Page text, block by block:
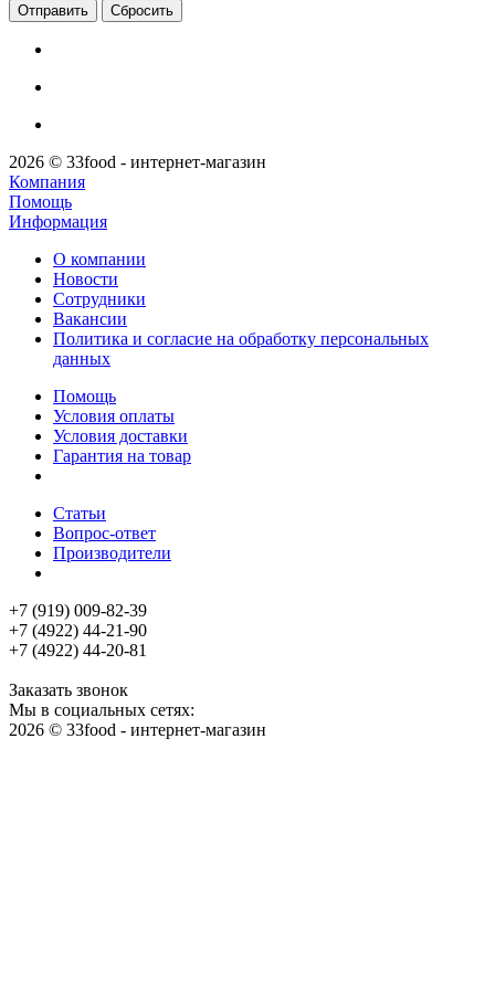
Сбросить
2026 © 33food - интернет-магазин
Компания
Помощь
Информация
О компании
Новости
Сотрудники
Вакансии
Политика и согласие на обработку персональных
данных
Помощь
Условия оплаты
Условия доставки
Гарантия на товар
Статьи
Вопрос-ответ
Производители
+7 (919) 009-82-39
+7 (4922) 44-21-90
+7 (4922) 44-20-81
Заказать звонок
Мы в социальных сетях:
2026 © 33food - интернет-магазин